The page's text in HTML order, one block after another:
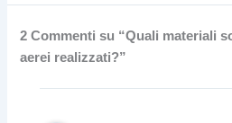
2 Commenti su “Quali materiali
aerei realizzati?”